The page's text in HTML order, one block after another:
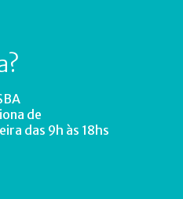
de
das 9h às 18hs